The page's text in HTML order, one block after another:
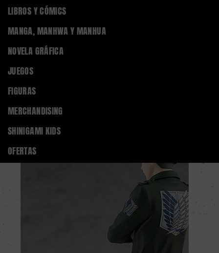
LIBROS Y CÓMICS
MANGA, MANHWA Y MANHUA
NOVELA GRÁFICA
JUEGOS
FIGURAS
MERCHANDISING
SHINIGAMI KIDS
OFERTAS
Home FIGURAS